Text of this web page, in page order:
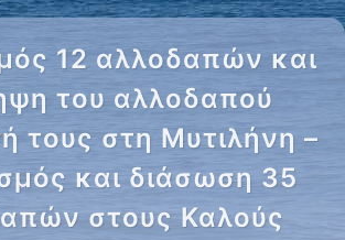
12 αλλοδαπών και
του αλλοδαπού
τους στη Μυτιλήνη –
και διάσωση 35
στους Καλούς